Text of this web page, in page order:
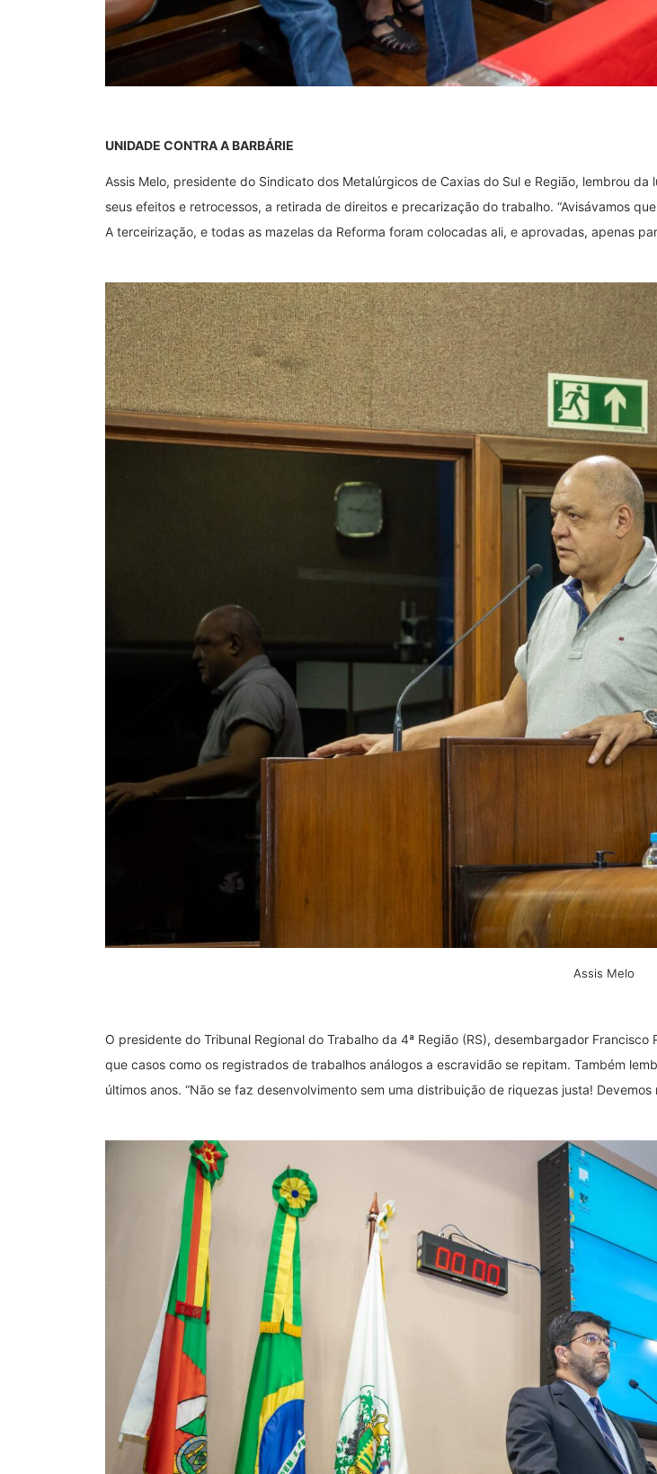
UNIDADE CONTRA A BARBÁRIE
Assis Melo, presidente do Sindicato dos Metalúrgicos de Caxias do Sul e Região, lembrou
seus efeitos e retrocessos, a retirada de direitos e precarização do trabalho. “Avisávamos
A terceirização, e todas as mazelas da Reforma foram colocadas ali, e aprovadas, apenas
Assis Melo
O presidente do Tribunal Regional do Trabalho da 4ª Região (RS), desembargador
que casos como os registrados de trabalhos análogos a escravidão se repitam. Também
últimos anos. “Não se faz desenvolvimento sem uma distribuição de riquezas justa!